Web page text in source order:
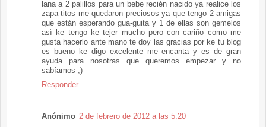
lana a 2 palillos para un bebe recién nacido ya realice los
zapa titos me quedaron preciosos ya que tengo 2 amigas
que están esperando gua-guita y 1 de ellas son gemelos
asì ke tengo ke tejer mucho pero con cariño como me
gusta hacerlo ante mano te doy las gracias por ke tu blog
es bueno ke digo excelente me encanta y es de gran
ayuda para nosotras que queremos empezar y no
sabíamos ;)
Responder
Anónimo 2 de febrero de 2012 a las 5:20